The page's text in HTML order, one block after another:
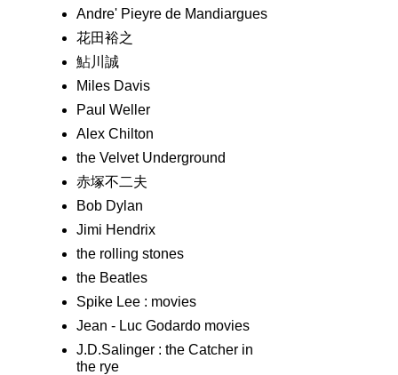
Andre' Pieyre de Mandiargues
花田裕之
鮎川誠
Miles Davis
Paul Weller
Alex Chilton
the Velvet Underground
赤塚不二夫
Bob Dylan
Jimi Hendrix
the rolling stones
the Beatles
Spike Lee : movies
Jean - Luc Godardo movies
J.D.Salinger : the Catcher in
the rye